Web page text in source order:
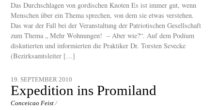
Das Durchschlagen von gordischen Knoten Es ist immer gut, wenn
Menschen über ein Thema sprechen, von dem sie etwas verstehen.
Das war der Fall bei der Veranstaltung der Patriotischen Gesellschaft
zum Thema „ Mehr Wohnungen! – Aber wie?“. Auf dem Podium
diskutierten und informierten die Praktiker Dr. Torsten Sevecke
(Bezirksamtsleiter […]
19. SEPTEMBER 2010
Expedition ins Promiland
Conceicao Feist /